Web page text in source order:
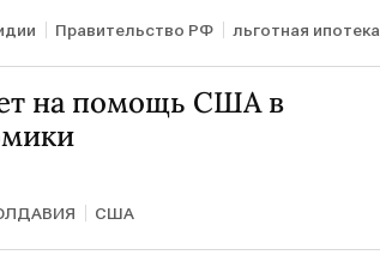
Правительство РФ льготная ипотека
на помощь США в
США